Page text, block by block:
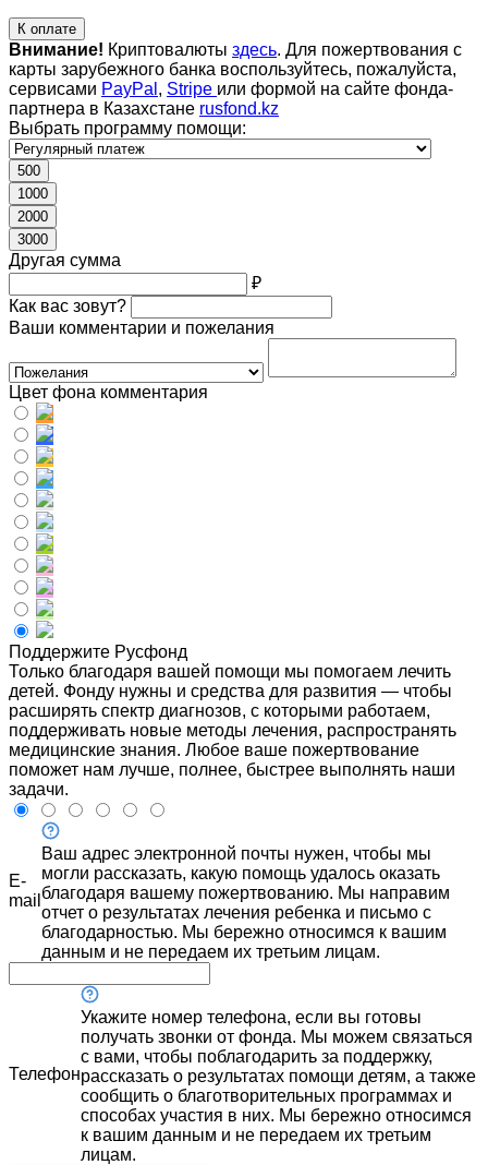
К оплате
Внимание! Криптовалюты здесь. Для пожертвования с
карты зарубежного банка воспользуйтесь, пожалуйста,
сервисами PayPal , Stripe или формой на сайте фонда-
партнера в Казахстане rusfond.kz
Выбрать программу помощи:
500
1000
2000
3000
Другая сумма
₽
Как вас зовут?
Ваши комментарии и пожелания
Цвет фона комментария
Поддержите Русфонд
Только благодаря вашей помощи мы помогаем лечить
детей. Фонду нужны и средства для развития — чтобы
расширять спектр диагнозов, с которыми работаем,
поддерживать новые методы лечения, распространять
медицинские знания. Любое ваше пожертвование
поможет нам лучше, полнее, быстрее выполнять наши
задачи.
E-
mail
Ваш адрес электронной почты нужен, чтобы мы
могли рассказать, какую помощь удалось оказать
благодаря вашему пожертвованию. Мы направим
отчет о результатах лечения ребенка и письмо с
благодарностью. Мы бережно относимся к вашим
данным и не передаем их третьим лицам.
Телефон
Укажите номер телефона, если вы готовы
получать звонки от фонда. Мы можем связаться
с вами, чтобы поблагодарить за поддержку,
рассказать о результатах помощи детям, а также
сообщить о благотворительных программах и
способах участия в них. Мы бережно относимся
к вашим данным и не передаем их третьим
лицам.